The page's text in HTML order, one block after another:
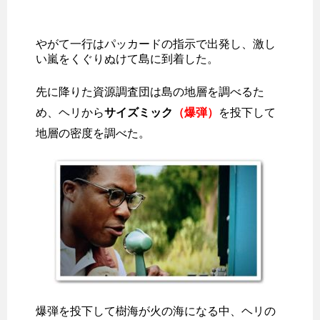
やがて一行はパッカードの指示で出発し、激し
い嵐をくぐりぬけて島に到着した。
先に降りた資源調査団は島の地層を調べるた
め、ヘリからサイズミック （爆弾）
を投下して
地層の密度を調べた。
爆弾を投下して樹海が火の海になる中、ヘリの